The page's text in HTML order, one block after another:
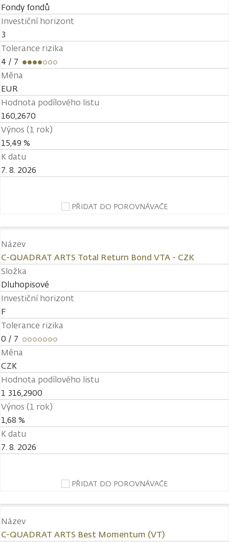
Fondy fondů
Investiční horizont
3
Tolerance rizika
4 / 7
Měna
EUR
Hodnota podílového listu
160,2670
Výnos (1 rok)
15,49 %
K datu
7. 8. 2026
PŘIDAT DO POROVNÁVAČE
Název
C-QUADRAT ARTS Total Return Bond VTA - CZK
Složka
Dluhopisové
Investiční horizont
F
Tolerance rizika
0 / 7
Měna
CZK
Hodnota podílového listu
1 316,2900
Výnos (1 rok)
1,68 %
K datu
7. 8. 2026
PŘIDAT DO POROVNÁVAČE
Název
C-QUADRAT ARTS Best Momentum (VT)